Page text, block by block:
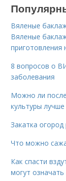
Вяленые
Вяленые
приготовления
8 вопросов о
заболевания
Можно ли
культуры
Закатка
Что можно
Как спасти
могут